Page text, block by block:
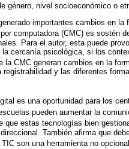
género, nivel socioeconómico o
importantes cambios en la
computadora (CMC) es sostén
Para el autor, esta puede
la cercanía psicológica, si los
la CMC generan cambios en la
y las diferentes
es una oportunidad para los
pueden aumentar la
que estas tecnologías bien
También afirma que
son una herramienta no